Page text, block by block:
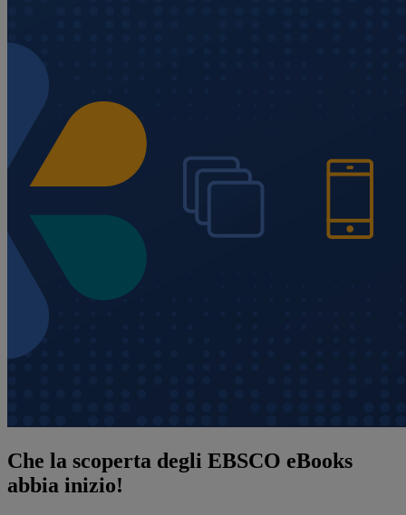
Che la scoperta degli EBSCO eBooks
abbia inizio!